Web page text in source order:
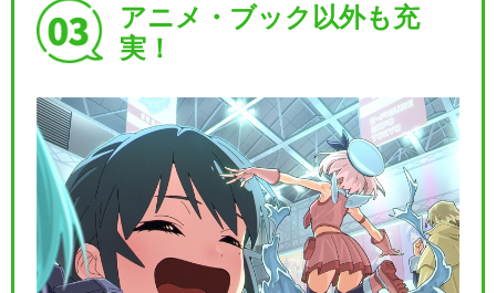
アニメ・ブック以外も充
実！